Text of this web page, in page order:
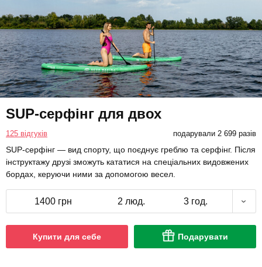
SUP-серфінг для двох
125 відгуків подарували 2 699 разів
SUP-серфінг — вид спорту, що поєднує греблю та серфінг. Після
інструктажу друзі зможуть кататися на спеціальних видовжених
бордах, керуючи ними за допомогою весел.
1400 грн 2 люд. 3 год.
Купити для себе Подарувати